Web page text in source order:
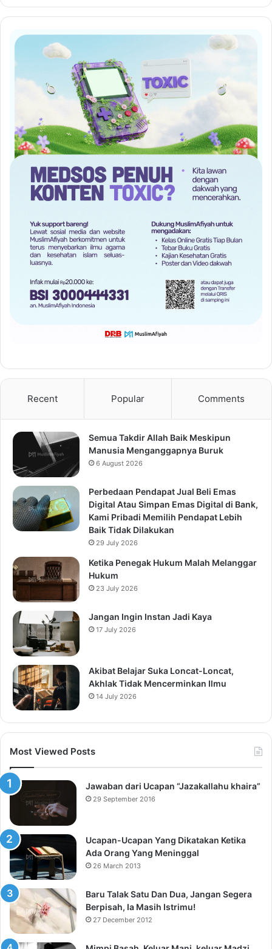
Recent Popular Comments
Semua Takdir Allah Baik Meskipun
Manusia Menganggapnya Buruk
6 August 2026
Perbedaan Pendapat Jual Beli Emas
Digital Atau Simpan Emas Digital di Bank,
Kami Pribadi Memilih Pendapat Lebih
Baik Tidak Dilakukan
29 July 2026
Ketika Penegak Hukum Malah Melanggar
Hukum
23 July 2026
Jangan Ingin Instan Jadi Kaya
17 July 2026
Akibat Belajar Suka Loncat-Loncat,
Akhlak Tidak Mencerminkan Ilmu
14 July 2026
Most Viewed Posts
Jawaban dari Ucapan “Jazakallahu khaira”
29 September 2016
Ucapan-Ucapan Yang Dikatakan Ketika
Ada Orang Yang Meninggal
26 March 2013
Baru Talak Satu Dan Dua, Jangan Segera
Berpisah, Ia Masih Istrimu!
27 December 2012